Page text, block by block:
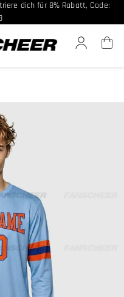
dich für 8% Rabatt, Code:
ab 10 Stk. CODE: FCB10